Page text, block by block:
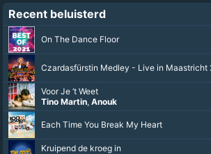
Recent beluisterd
On The Dance Floor
Czardasfürstin Medley - Live in Maastricht
Voor Je ‘t Weet
Tino Martin, Anouk
Each Time You Break My Heart
Kruipend de kroeg in